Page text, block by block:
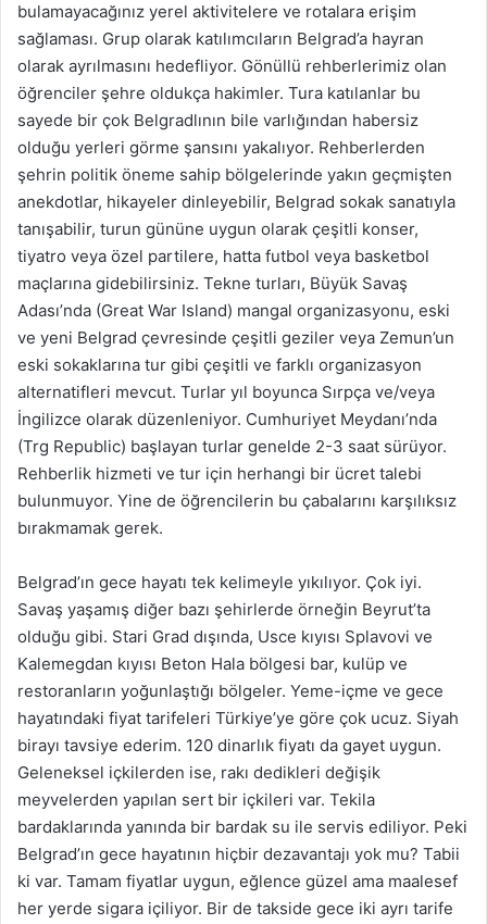
bulamayacağınız yerel aktivitelere ve rotalara erişim
sağlaması. Grup olarak katılımcıların Belgrad’a hayran
olarak ayrılmasını hedefliyor. Gönüllü rehberlerimiz olan
öğrenciler şehre oldukça hakimler. Tura katılanlar bu
sayede bir çok Belgradlının bile varlığından habersiz
olduğu yerleri görme şansını yakalıyor. Rehberlerden
şehrin politik öneme sahip bölgelerinde yakın geçmişten
anekdotlar, hikayeler dinleyebilir, Belgrad sokak sanatıyla
tanışabilir, turun gününe uygun olarak çeşitli konser,
tiyatro veya özel partilere, hatta futbol veya basketbol
maçlarına gidebilirsiniz. Tekne turları, Büyük Savaş
Adası’nda (Great War Island) mangal organizasyonu, eski
ve yeni Belgrad çevresinde çeşitli geziler veya Zemun’un
eski sokaklarına tur gibi çeşitli ve farklı organizasyon
alternatifleri mevcut. Turlar yıl boyunca Sırpça ve/veya
İngilizce olarak düzenleniyor. Cumhuriyet Meydanı’nda
(Trg Republic) başlayan turlar genelde 2-3 saat sürüyor.
Rehberlik hizmeti ve tur için herhangi bir ücret talebi
bulunmuyor. Yine de öğrencilerin bu çabalarını karşılıksız
bırakmamak gerek.
Belgrad’ın gece hayatı tek kelimeyle yıkılıyor. Çok iyi.
Savaş yaşamış diğer bazı şehirlerde örneğin Beyrut’ta
olduğu gibi. Stari Grad dışında, Usce kıyısı Splavovi ve
Kalemegdan kıyısı Beton Hala bölgesi bar, kulüp ve
restoranların yoğunlaştığı bölgeler. Yeme-içme ve gece
hayatındaki fiyat tarifeleri Türkiye’ye göre çok ucuz. Siyah
birayı tavsiye ederim. 120 dinarlık fiyatı da gayet uygun.
Geleneksel içkilerden ise, rakı dedikleri değişik
meyvelerden yapılan sert bir içkileri var. Tekila
bardaklarında yanında bir bardak su ile servis ediliyor. Peki
Belgrad’ın gece hayatının hiçbir dezavantajı yok mu? Tabii
ki var. Tamam fiyatlar uygun, eğlence güzel ama maalesef
her yerde sigara içiliyor. Bir de takside gece iki ayrı tarife